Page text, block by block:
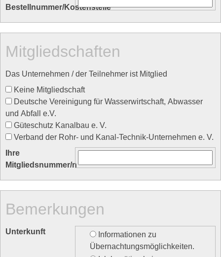
Bestellnummer/Kostenstelle
Mitgliedschaften
Das Unternehmen / der Teilnehmer ist Mitglied
Keine Mitgliedschaft
und Abfall e.V.
Güteschutz Kanalbau e. V.
Verband der Rohr- und Kanal-Technik-Unternehmen e. V.
Ihre
Mitgliedsnummer/n
Bemerkungen
Unterkunft
Informationen zu
Übernachtungsmöglichkeiten.